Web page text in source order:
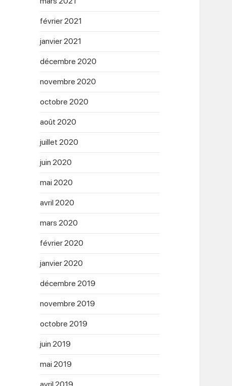
février 2021
janvier 2021
décembre 2020
novembre 2020
octobre 2020
août 2020
juillet 2020
juin 2020
mai 2020
avril 2020
mars 2020
février 2020
janvier 2020
décembre 2019
novembre 2019
octobre 2019
juin 2019
mai 2019